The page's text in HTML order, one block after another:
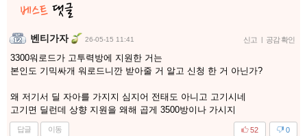
벤티가자 26-05-15 11:41 신고 | 공감 확인
3300워로드가 고투력방에 지원한 거는
본인도 기믹싸개 워로드니깐 받아줄 거 알고 신청 한 거 아닌가?
왜 저기서 딜 자아를 가지지 심지어 전태도 아니고 고기시네
고기면 딜런데 상향 지원을 왜해 곱게 3500방이나 가시지
답글 이동 0
52